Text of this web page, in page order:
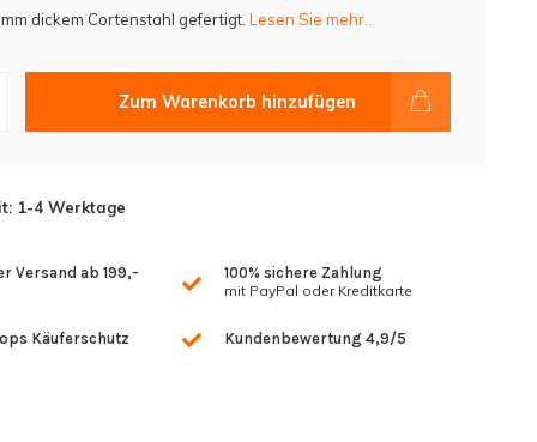
dickem Cortenstahl gefertigt. Lesen Sie mehr..
Zum Warenkorb hinzufügen
1-4 Werktage
Versand ab 199,-
100% sichere Zahlung
mit PayPal oder Kreditkarte
Käuferschutz Kundenbewertung 4,9/5